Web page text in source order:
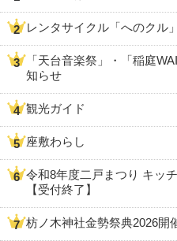
レンタサイクル「へのクル
「天台音楽祭」・「稲庭
知らせ
観光ガイド
座敷わらし
令和8年度二戸まつり キッ
【受付終了】
枋ノ木神社金勢祭典2026開